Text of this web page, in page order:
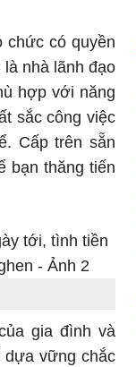
chức có quyền
nhà lãnh đạo
hợp với năng
sắc công việc
Cấp trên sẵn
bạn thăng tiến
gia đình và
dựa vững chắc